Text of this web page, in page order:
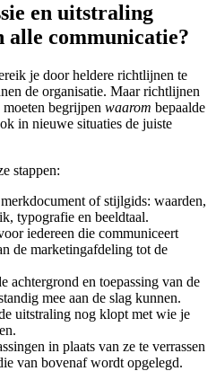
en uitstraling
alle communicatie?
je door heldere richtlijnen te
de organisatie. Maar richtlijnen
begrijpen waarom bepaalde
in nieuwe situaties de juiste
stappen:
of stijlgids: waarden,
typografie en beeldtaal.
iedereen die communiceert
de marketingafdeling tot de
achtergrond en toepassing van de
mee aan de slag kunnen.
uitstraling nog klopt met wie je
in plaats van ze te verrassen
van bovenaf wordt opgelegd.